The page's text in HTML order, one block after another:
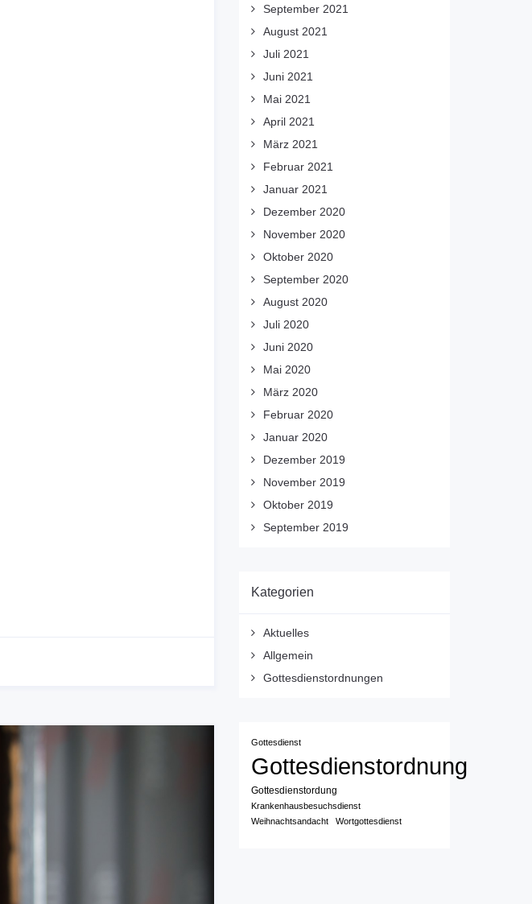
September 2021
August 2021
Juli 2021
Juni 2021
Mai 2021
April 2021
März 2021
Februar 2021
Januar 2021
Dezember 2020
November 2020
Oktober 2020
September 2020
August 2020
Juli 2020
Juni 2020
Mai 2020
März 2020
Februar 2020
Januar 2020
Dezember 2019
November 2019
Oktober 2019
September 2019
Kategorien
Aktuelles
Allgemein
Gottesdienstordnungen
Gottesdienst
Gottesdienstordnung
Gottesdienstordung
Krankenhausbesuchsdienst
Weihnachtsandacht
Wortgottesdienst